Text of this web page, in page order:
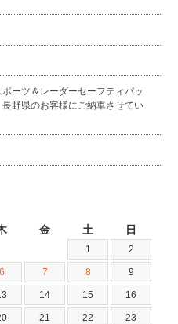
ーツ＆レーダーセーフティパッ
野県のお客様にご納車させてい
金 土 日
1 2
6 7 8 9
14 15 16
21 22 23